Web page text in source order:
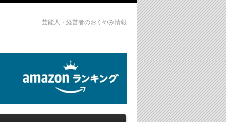
芸能人・経営者のおくやみ情報